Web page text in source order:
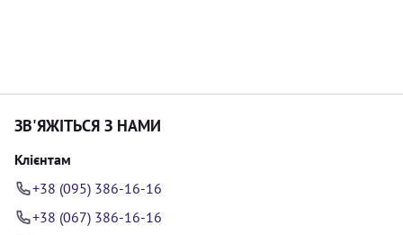
ЗВ'ЯЖІТЬСЯ З НАМИ
Клієнтам
+38 (095) 386-16-16
+38 (067) 386-16-16